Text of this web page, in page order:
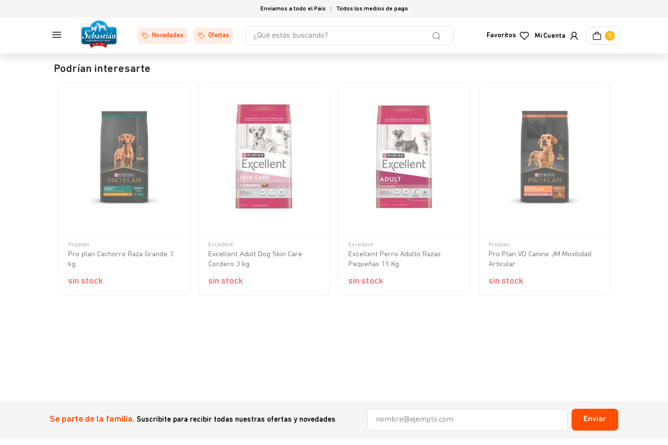
Enviamos a todo el País Todos los medios de pago
Novedades Ofertas
¿Qué estás buscando?
Favoritos 0
Podrían interesarte
Proplan
Pro plan Cachorro Raza Grande 3
kg
sin stock
Excellent
Excellent Adult Dog Skin Care
Cordero 3 kg
sin stock
Excellent
Excellent Perro Adulto Razas
Pequeñas 15 Kg
sin stock
Proplan
Pro Plan VD Canine JM Movilidad
Articular
sin stock
Se parte de la familia. Suscribite para recibir todas nuestras ofertas y novedades Enviar